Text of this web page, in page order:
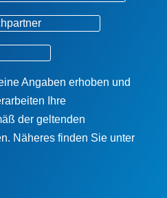
Angaben erhoben und
Ihre
der geltenden
Näheres finden Sie unter